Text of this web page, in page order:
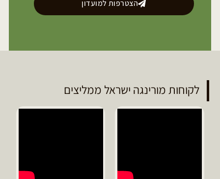
הצטרפות למועדון
לקוחות מורינגה ישראל ממליצים